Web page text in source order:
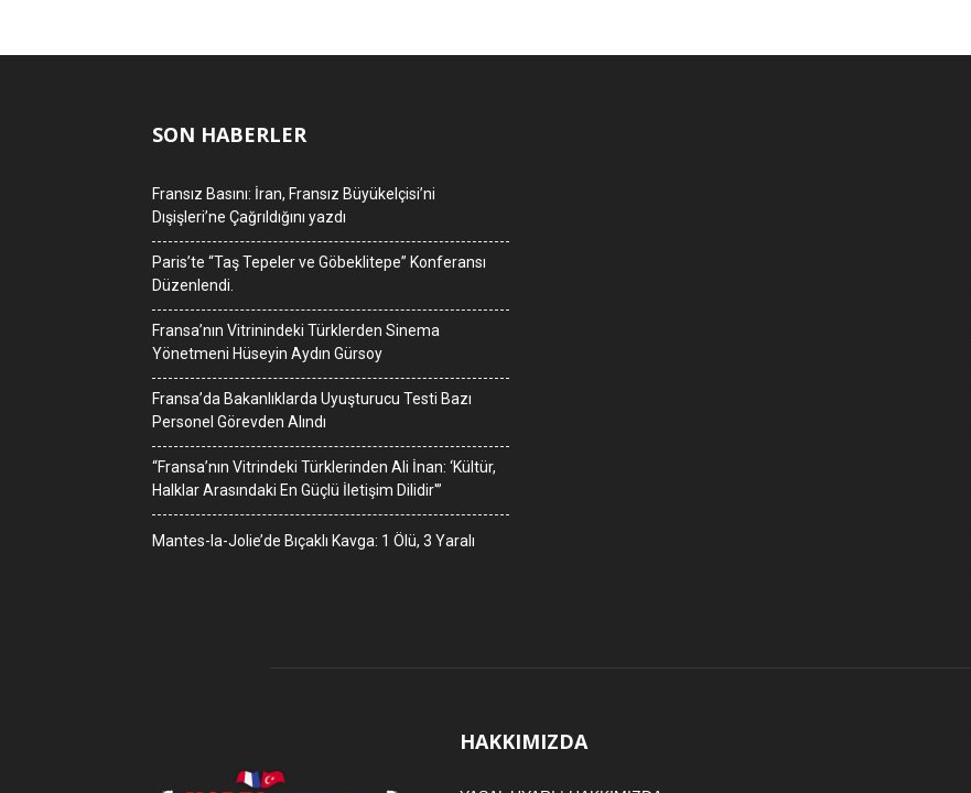
SON HABERLER
Fransız Basını: İran, Fransız Büyükelçisi’ni
Dışişleri’ne Çağrıldığını yazdı
Paris’te “Taş Tepeler ve Göbeklitepe” Konferansı
Düzenlendi.
Fransa’nın Vitrinindeki Türklerden Sinema
Yönetmeni Hüseyin Aydın Gürsoy
Fransa’da Bakanlıklarda Uyuşturucu Testi Bazı
Personel Görevden Alındı
“Fransa’nın Vitrindeki Türklerinden Ali İnan: ‘Kültür,
Halklar Arasındaki En Güçlü İletişim Dilidir'”
Mantes-la-Jolie’de Bıçaklı Kavga: 1 Ölü, 3 Yaralı
HAKKIMIZDA